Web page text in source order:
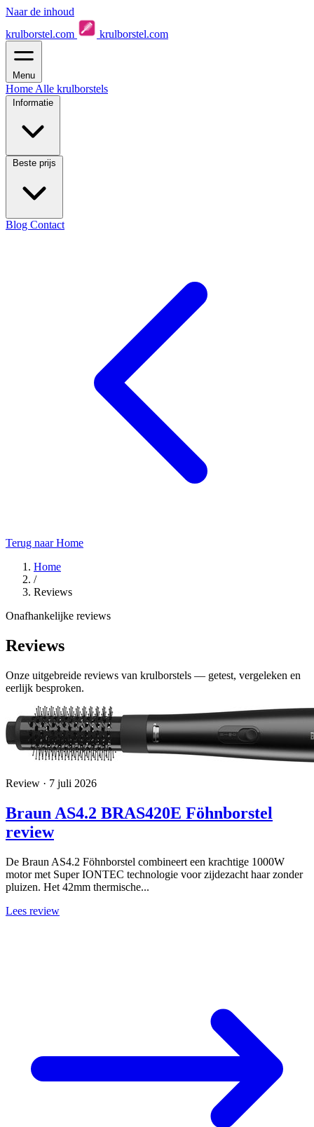
Naar de inhoud
krulborstel.com
krulborstel.com
Menu
Home Alle krulborstels
Informatie
Beste prijs
Blog Contact
Terug naar Home
Home
/
Reviews
Onafhankelijke reviews
Reviews
Onze uitgebreide reviews van krulborstels — getest, vergeleken en
eerlijk besproken.
Review · 7 juli 2026
Braun AS4.2 BRAS420E Föhnborstel
review
De Braun AS4.2 Föhnborstel combineert een krachtige 1000W
motor met Super IONTEC technologie voor zijdezacht haar zonder
pluizen. Het 42mm thermische...
Lees review